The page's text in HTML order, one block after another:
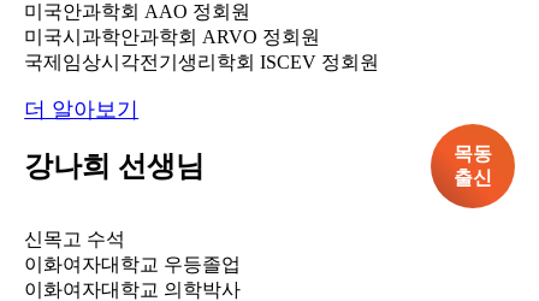
미국안과학회 AAO 정회원
미국시과학안과학회 ARVO 정회원
국제임상시각전기생리학회 ISCEV 정회원
더 알아보기
강나희 선생님
목동
출신
신목고 수석
이화여자대학교 우등졸업
이화여자대학교 의학박사